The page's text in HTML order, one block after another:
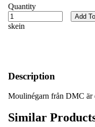
Quantity
skein
Add
Description
Moulinégarn från DMC är
Similar